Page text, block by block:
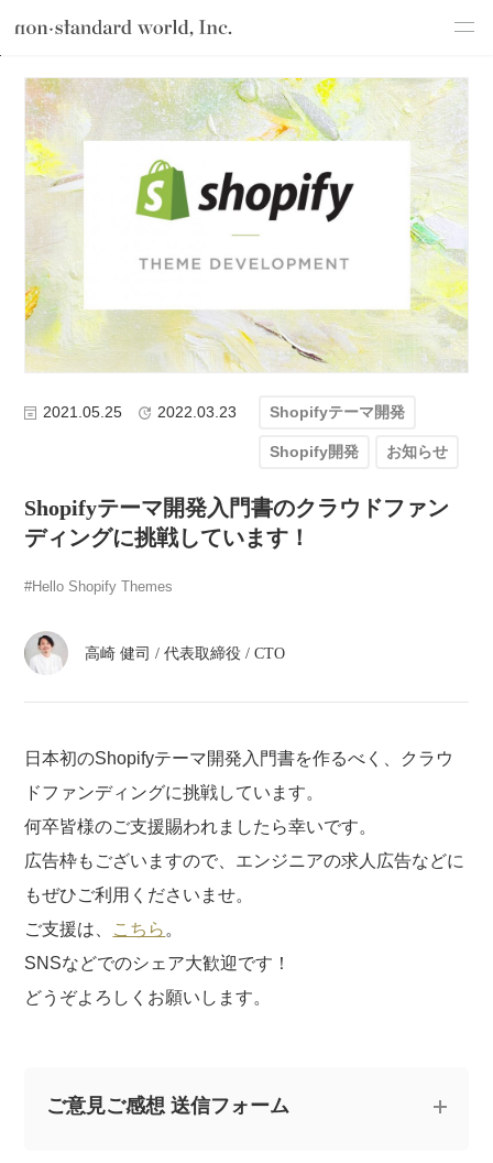
about
csr
service
works
shop
blog
recruit
atelier
TOP ブログ テクノロジー Shopify開発 Shopifyテーマ開発
2021.05.25 2022.03.23 Shopifyテーマ開発
Shopify開発 お知らせ
Shopifyテーマ開発入門書のクラウドファン
ディングに挑戦しています！
Hello Shopify Themes
高崎 健司 /代表取締役 / CTO
日本初のShopifyテーマ開発入門書を作るべく、クラウ
ドファンディングに挑戦しています。
何卒皆様のご支援賜われましたら幸いです。
広告枠もございますので、エンジニアの求人広告などに
もぜひご利用くださいませ。
ご支援は、 こちら 。
SNSなどでのシェア大歓迎です！
どうぞよろしくお願いします。
ご意見ご感想 送信フォーム